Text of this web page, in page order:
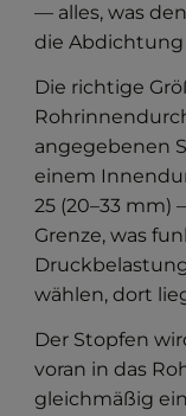
— alles, was
die
Die richtige
angegebenen
einem
25 (20–33
Grenze, was
wählen, dort
Der Stopfen
voran in das
gleichmäßig